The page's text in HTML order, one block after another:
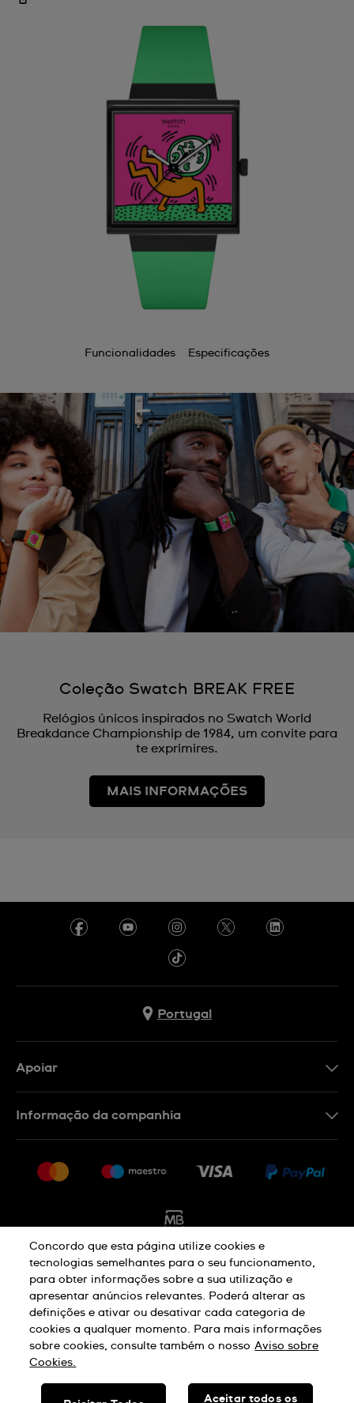
Funcionalidades Especificações
Coleção Swatch BREAK FREE
Relógios únicos inspirados no Swatch World
Breakdance Championship de 1984, um convite para
te exprimires.
MAIS INFORMAÇÕES
Portugal
Apoiar
Rescindir o contrato
Informação da companhia
Carreiras
Aviso De Privacidade Aviso De Cookies
Termos E Condições De Uso
SWISS MADE
Concordo que esta página utilize cookies e
tecnologias semelhantes para o seu funcionamento,
para obter informações sobre a sua utilização e
apresentar anúncios relevantes. Poderá alterar as
definições e ativar ou desativar cada categoria de
cookies a qualquer momento. Para mais informações
sobre cookies, consulte também o nosso Aviso sobre
Cookies.
Aceitar todos os